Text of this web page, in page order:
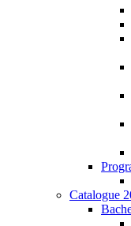
Catalogue